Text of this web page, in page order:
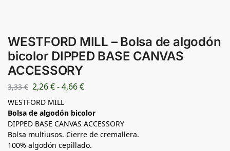
WESTFORD MILL – Bolsa de algodón
bicolor DIPPED BASE CANVAS
ACCESSORY
3,33€ 2,26€-4,66€
WESTFORD MILL
Bolsa de algodón bicolor
DIPPED BASE CANVAS ACCESSORY
Bolsa multiusos. Cierre de cremallera.
100% algodón cepillado.